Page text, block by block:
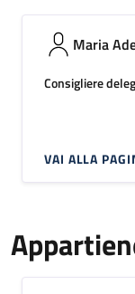
Maria
Consigliere
VAI ALLA